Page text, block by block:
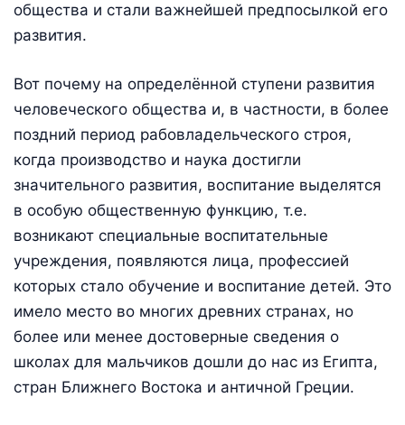
общества и стали важнейшей предпосылкой его
развития.
Вот почему на определённой ступени развития
человеческого общества и, в частности, в более
поздний период рабовладельческого строя,
когда производство и наука достигли
значительного развития, воспитание выделятся
в особую общественную функцию, т.е.
возникают специальные воспитательные
учреждения, появляются лица, профессией
которых стало обучение и воспитание детей. Это
имело место во многих древних странах, но
более или менее достоверные сведения о
школах для мальчиков дошли до нас из Египта,
стран Ближнего Востока и античной Греции.